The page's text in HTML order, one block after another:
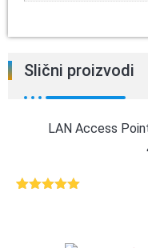
Slični proizvodi
LAN Access